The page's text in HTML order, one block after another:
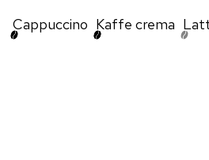
Cappuccino Kaffe crema